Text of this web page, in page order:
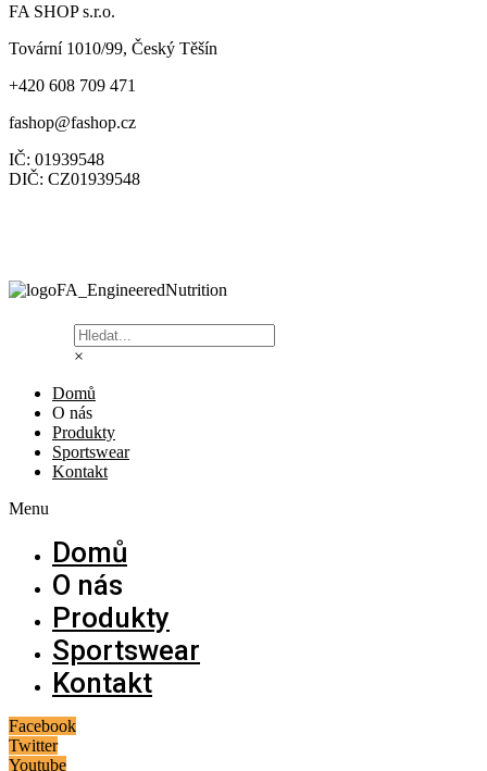
FA SHOP s.r.o.
Tovární 1010/99, Český Těšín
+420 608 709 471
fashop@fashop.cz
IČ: 01939548
DIČ: CZ01939548
×
Domů
O nás
Produkty
Sportswear
Kontakt
Menu
Domů
O nás
Produkty
Sportswear
Kontakt
Facebook
Twitter
Youtube